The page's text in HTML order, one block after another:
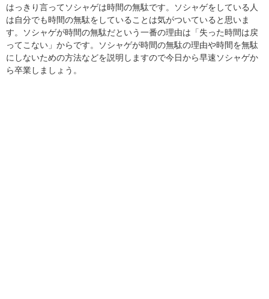
はっきり言ってソシャゲは時間の無駄です。ソシャゲをしている人
は自分でも時間の無駄をしていることは気がついていると思いま
す。ソシャゲが時間の無駄だという一番の理由は「失った時間は戻
ってこない」からです。ソシャゲが時間の無駄の理由や時間を無駄
にしないための方法などを説明しますので今日から早速ソシャゲか
ら卒業しましょう。